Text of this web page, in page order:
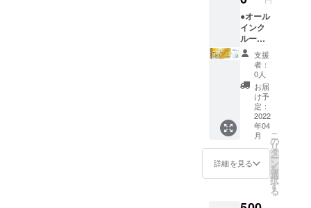
シーズ
ン
(12/24-
1/10、
5/1-
5/7、
8/1-31)
は利用
不可。
18時以
降の
キャン
セル・
ノー
ショー
100％」
とさせ
ていた
だきま
す。 ※
ハイ
ン
(12/24-
（先着
順）。
※ご予約
時の
キャン
セリポ
リシー
は「前
日18時
以降の
キャン
セル・
ショー
：
100％」
付き。
専属コ
ンシェ
ルジュ
(バト
ラー)付
き。 平
日だけ
でな
く、
金・
土・祝
前日の
ご利用
も可
数を追
加した
い場合
に使え
るチ
ケット
です。
（通常
販売価
格：1名
35000
円〜）
地元の
素材を
ふんだ
が「確
約」で
きる権
利。) ●
オリジ
ナルモ
バイル
バッテ
リー ●
お礼の
メール
※この確
約権
は、1組
様につ
き１枚
ずつ購
くださ
●オール
インク
ルーシ
ブ付き
【ドー
ムホテ
ル型グ
ランピ
ングリ
ゾート
１泊２
日宿泊
券 年
間パス
ポー
ト】 ●
ルバッ
支援
者：
0人
お届
け予
定：
2022
年04
月
詳細を見る
こ
の
リ
タ
ー
ン
を
選
択
す
る